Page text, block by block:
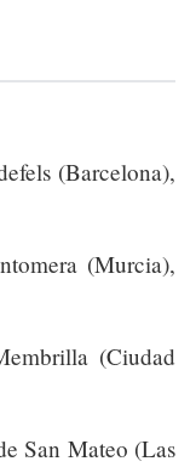
(Barcelona),
(Murcia),
(Ciudad
San Mateo (Las